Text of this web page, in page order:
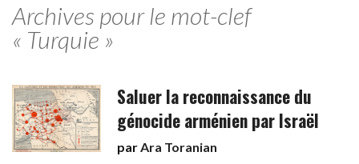
Archives pour le mot-clef
« Turquie »
Saluer la reconnaissance du
génocide arménien par Israël
parAra Toranian